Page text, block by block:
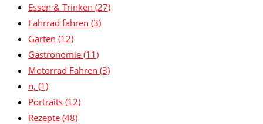
Essen & Trinken (27)
Fahrrad fahren (3)
Garten (12)
Gastronomie (11)
Motorrad Fahren (3)
n, (1)
Portraits (12)
Rezepte (48)